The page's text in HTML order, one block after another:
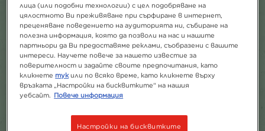
лица (или подобни технологии) с цел подобряване на
цялостното Ви преживяване при сърфиране в интернет,
преценяване поведението на аудиторията ни, събиране на
полезна информация, която да позволи на нас и нашите
партньори да Ви предоставяме реклами, съобразени с вашите
интереси. Научете повече за нашето известие за
поверителност и задайте своите предпочитания, като
кликнете тукили по всяко време, като кликнете върху
връзката „Настройки на бисквитките“ на нашия
уебсайт. Повече информация
Настройки на бисквитките